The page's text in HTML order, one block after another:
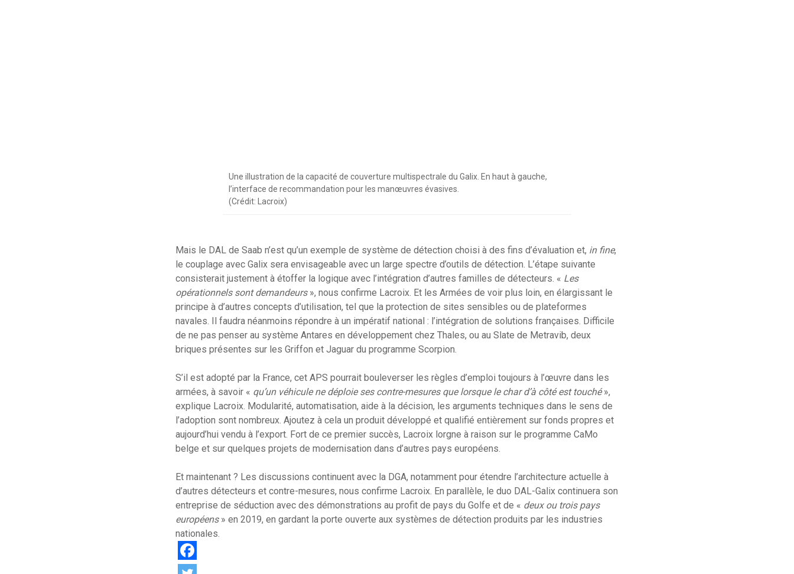
Une illustration de la capacité de couverture multispectrale du Galix. En haut à gauche,
l’interface de recommandation pour les manœuvres évasives.
(Crédit: Lacroix)
Mais le DAL de Saab n’est qu’un exemple de système de détection choisi à des fins d’évaluation et, in fine,
le couplage avec Galix sera envisageable avec un large spectre d’outils de détection. L’étape suivante
consisterait justement à étoffer la logique avec l’intégration d’autres familles de détecteurs. « Les
opérationnels sont demandeurs», nous confirme Lacroix. Et les Armées de voir plus loin, en élargissant le
principe à d’autres concepts d’utilisation, tel que la protection de sites sensibles ou de plateformes
navales. Il faudra néanmoins répondre à un impératif national : l’intégration de solutions françaises. Difficile
de ne pas penser au système Antares en développement chez Thales, ou au Slate de Metravib, deux
briques présentes sur les Griffon et Jaguar du programme Scorpion.
S’il est adopté par la France, cet APS pourrait bouleverser les règles d’emploi toujours à l’œuvre dans les
armées, à savoir « qu’un véhicule ne déploie ses contre-mesures que lorsque le char d’à côté est touché»,
explique Lacroix. Modularité, automatisation, aide à la décision, les arguments techniques dans le sens de
l’adoption sont nombreux. Ajoutez à cela un produit développé et qualifié entièrement sur fonds propres et
aujourd’hui vendu à l’export. Fort de ce premier succès, Lacroix lorgne à raison sur le programme CaMo
belge et sur quelques projets de modernisation dans d’autres pays européens.
Et maintenant ? Les discussions continuent avec la DGA, notamment pour étendre l’architecture actuelle à
d’autres détecteurs et contre-mesures, nous confirme Lacroix. En parallèle, le duo DAL-Galix continuera son
entreprise de séduction avec des démonstrations au profit de pays du Golfe et de « deux ou trois pays
européens» en 2019, en gardant la porte ouverte aux systèmes de détection produits par les industries
nationales.